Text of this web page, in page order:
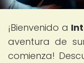
¡Bienvenido a
aventura de
comienza!